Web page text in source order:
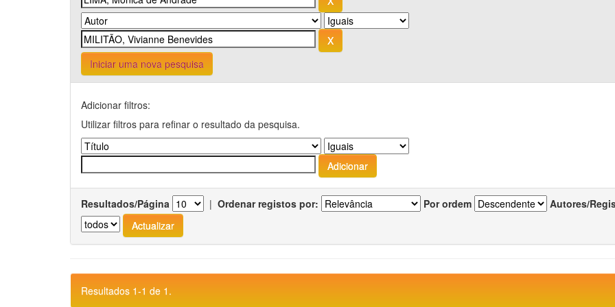
Iniciar uma nova pesquisa
Adicionar filtros:
Utilizar filtros para refinar o resultado da pesquisa.
Resultados/Página | Ordenar registos por: Por ordem Autores/
Resultados 1-1 de 1.